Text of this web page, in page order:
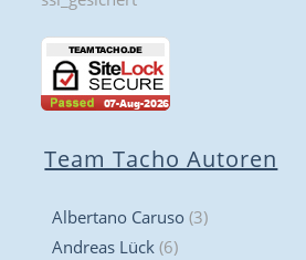
Team Tacho Autoren
Albertano Caruso (3)
Andreas Lück (6)